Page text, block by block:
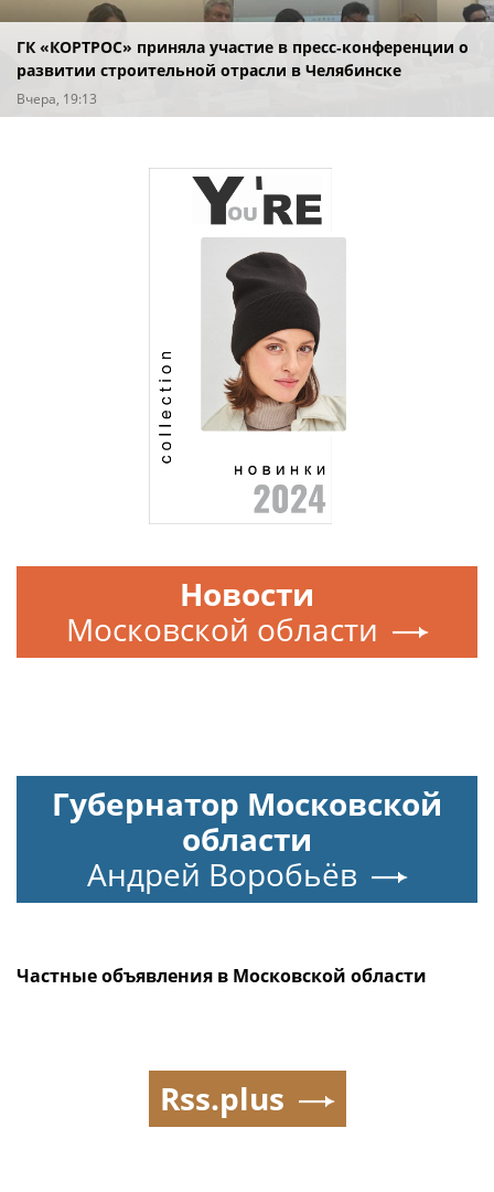
ГК «КОРТРОС» приняла участие в пресс‑конференции о
развитии строительной отрасли в Челябинске
Вчера, 19:13
Новости
Московской области
Губернатор Московской
области
Андрей Воробьёв
Частные объявления в Московской области
Rss.plus